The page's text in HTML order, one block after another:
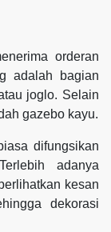
orderan
adalah bagian
joglo. Selain
gazebo kayu.
difungsikan
adanya
kesan
dekorasi